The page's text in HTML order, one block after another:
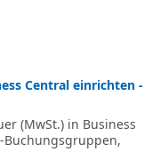
Central einrichten -
(MwSt.) in Business